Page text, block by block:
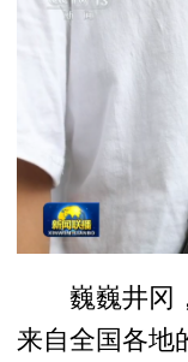
巍巍井冈，
来自全国各地